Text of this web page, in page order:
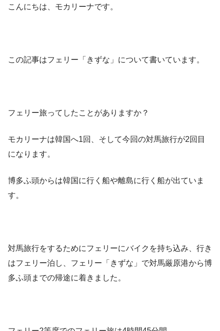
こんにちは、モカリーナです。
この記事はフェリー「きずな」について書いています。
フェリー旅ってしたことがありますか？
モカリーナは韓国へ1回、そして今回の対馬旅行が2回目
になります。
博多ふ頭からは韓国に行く船や離島に行く船が出ていま
す。
対馬旅行をするためにフェリーにバイクを持ち込み、行き
はフェリー泊し、フェリー「きずな」で対馬厳原港から博
多ふ頭までの帰途に着きました。